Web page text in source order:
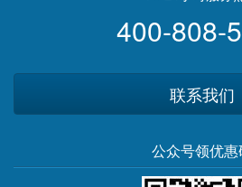
400-808-
联系我们
公众号领优惠